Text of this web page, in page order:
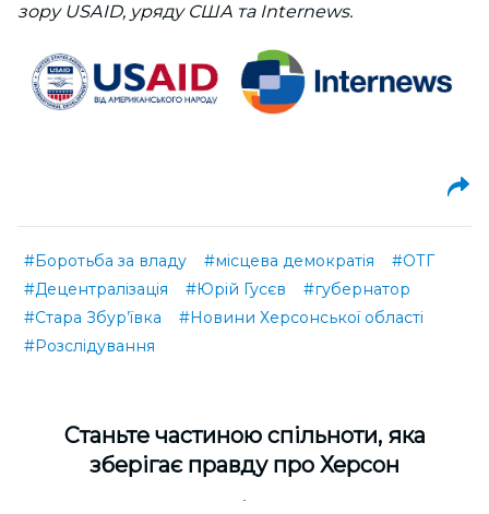
зору USAID, уряду США та Internews.
#Боротьба за владу #місцева демократія
#ОТГ
#Децентралізація
#Юрій Гусєв
#губернатор
#Стара Збур’ївка
#Новини Херсонської області
#Розслідування
Cтаньте частиною спільноти, яка
зберігає правду про Херсон